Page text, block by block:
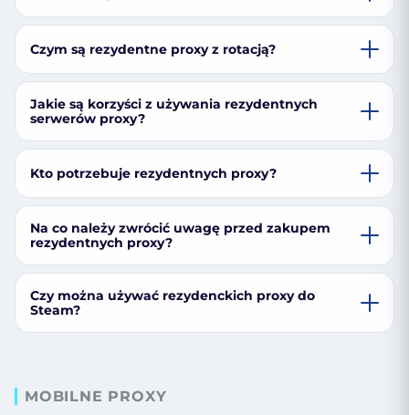
Czym są rezydentne proxy z rotacją?
Jakie są korzyści z używania rezydentnych
serwerów proxy?
Kto potrzebuje rezydentnych proxy?
Na co należy zwrócić uwagę przed zakupem
rezydentnych proxy?
Czy można używać rezydenckich proxy do
Steam?
MOBILNE PROXY